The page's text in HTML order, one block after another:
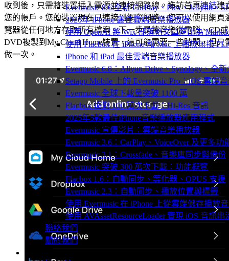
Evermusic 8.6:全新 CarPlay、Plex、Jellyfin、
2026年 iPhone 最佳雲端音樂播放器
使用 OpenAI 將 Wix 部落格文章匯出為
使用 Flacbox 在 iPhone 和 Mac 上播放無損
iPhone 和 iPad 最佳雲端音樂播放器
Evermusic 6.8：Aliyun Drive、Synology、全
Setapp Mobile 上的 Evermusic Pro：iOS 雲端
Evermusic 全球下載量突破 1100 萬
Flacbox 達到 100 萬次下載：Hi-Res 音訊
2025年5款最佳iPhone音樂播放器應用程式
Evermusic 宣傳影片：雲端音樂播放器
Evermusic 3.6：CarPlay、VoiceOver 及更多功
Evermusic 3.1：Crossfade、音樂庫同步與備份
Evermusic 突破 300 萬次下載：功能概覽
Flacbox 1.6：自動同步、等化器、OPUS 支援
Evermusic 2.3：自動同步、播放位置與標籤
使用 Evermusic 在 iPhone 上從雲端儲存播放
使用 AVAssetResourceLoader 實現 iOS 音訊串
聯絡我們
關於我們
收到後，只需將裝置插入電源並連接網路線。造訪首頁連結建
您的帳戶。您的裝置現在已連接到網際網路，您可以使用網頁
覽器從任何地方存取所有檔案。下一步是將音樂從電腦、CD或
DVD複製到My Cloud Home裝置，這可能需要一些時間，但只
做一次。